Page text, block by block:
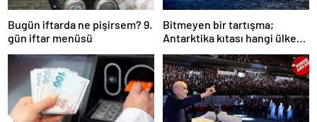
Bugün iftarda ne pişirsem? 9.
gün iftar menüsü
Bitmeyen bir tartışma;
Antarktika kıtası hangi ülkeye
ait?